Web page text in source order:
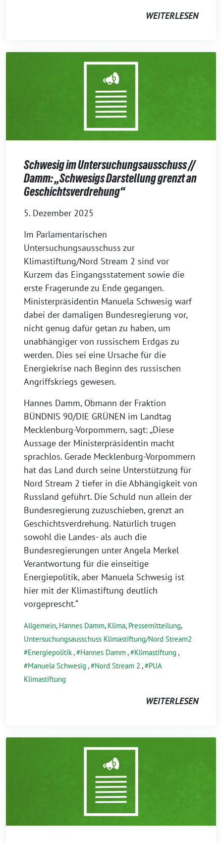
WEITERLESEN
Schwesig im Untersuchungsausschuss //
Damm: „Schwesigs Darstellung grenzt an
Geschichtsverdrehung“
5. Dezember 2025
Im Parlamentarischen
Untersuchungsausschuss zur
Klimastiftung/Nord Stream 2 sind vor
Kurzem das Eingangsstatement sowie die
erste Fragerunde zu Ende gegangen.
Ministerpräsidentin Manuela Schwesig warf
dabei der damaligen Bundesregierung vor,
nicht genug dafür getan zu haben, um
unabhängiger von russischem Erdgas zu
werden. Dies sei eine Ursache für die
Energiekrise nach Beginn des russischen
Angriffskriegs gewesen.
Hannes Damm, Obmann der Fraktion
BÜNDNIS 90/DIE GRÜNEN im Landtag
Mecklenburg-Vorpommern, sagt: „Diese
Aussage der Ministerpräsidentin macht
sprachlos. Gerade Mecklenburg-Vorpommern
hat das Land durch seine Unterstützung für
Nord Stream 2 tiefer in die Abhängigkeit von
Russland geführt. Die Schuld nun allein der
Bundesregierung zuzuschieben, grenzt an
Geschichtsverdrehung. Natürlich trugen
sowohl die Landes- als auch die
Bundesregierungen unter Angela Merkel
Verantwortung für die einseitige
Energiepolitik, aber Manuela Schwesig ist
hier mit der Klimastiftung deutlich
vorgeprescht.“
Allgemein, Hannes Damm, Klima, Pressemitteilung,
Untersuchungsausschuss Klimastiftung/Nord Stream2
Energiepolitik, Hannes Damm, Klimastiftung ,
Manuela Schwesig , Nord Stream 2 ,
PUA
Klimastiftung
WEITERLESEN